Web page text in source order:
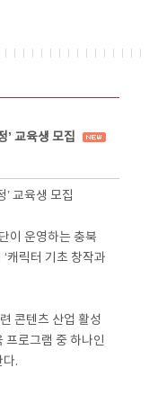
’ 교육생 모집
교육생 모집
이 운영하는 충북
캐릭터 기초 창작과
콘텐츠 산업 활성
프로그램 중 하나인
다.